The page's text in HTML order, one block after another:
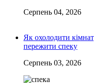
Серпень 04, 2026
Як охолодити
пережити спеку
Серпень 03, 2026